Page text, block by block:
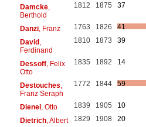
Damcke,
Berthold
1812 1875 37
Danzi, Franz 1763 1826
41
David,
Ferdinand
1810 1873 39
Dessoff, Felix
Otto
1835 1892 14
Destouches
Franz Seraph
1772 1844 59
Dienel, Otto 1839 1905
10
Dietrich, Albert 1829 1908
20